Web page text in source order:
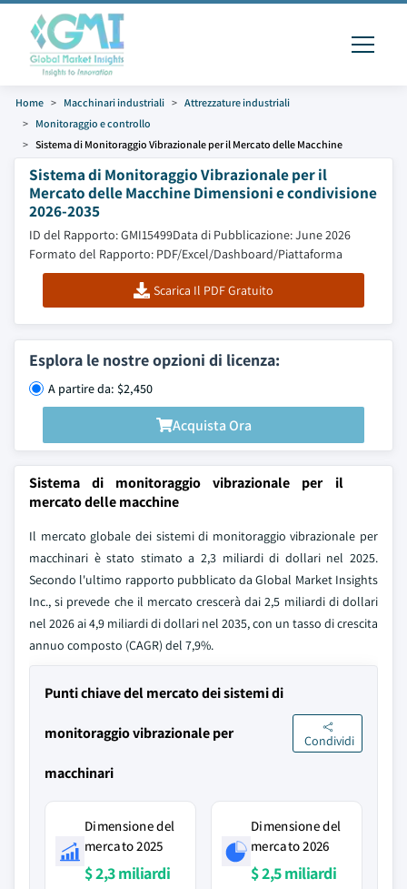
Home Macchinari industriali
Attrezzature industriali
Monitoraggio e controllo
Sistema di Monitoraggio Vibrazionale per il Mercato delle Macchine
Sistema di Monitoraggio Vibrazionale per il
Mercato delle Macchine Dimensioni e condivisione
2026-2035
ID del Rapporto: GMI15499Data di Pubblicazione: June 2026
Formato del Rapporto: PDF/Excel/Dashboard/Piattaforma
Scarica Il PDF Gratuito
Esplora le nostre opzioni di licenza:
A partire da: $2,450
Acquista Ora
Sistema di monitoraggio vibrazionale per il
mercato delle macchine
Il mercato globale dei sistemi di monitoraggio vibrazionale per
macchinari è stato stimato a 2,3 miliardi di dollari nel 2025.
Secondo l'ultimo rapporto pubblicato da Global Market Insights
Inc., si prevede che il mercato crescerà dai 2,5 miliardi di dollari
nel 2026 ai 4,9 miliardi di dollari nel 2035, con un tasso di crescita
annuo composto (CAGR) del 7,9%.
Punti chiave del mercato dei sistemi di
monitoraggio vibrazionale per
macchinari
Condividi
Dimensione del
mercato 2025
$ 2,3 miliardi
Dimensione del
mercato 2026
$ 2,5 miliardi